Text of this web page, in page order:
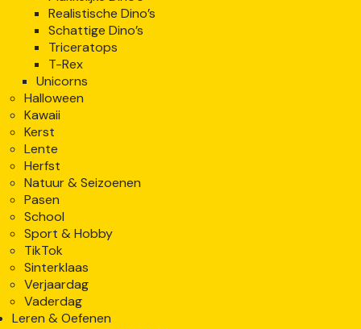
Realistische Dino’s
Schattige Dino’s
Triceratops
T-Rex
Unicorns
Halloween
Kawaii
Kerst
Lente
Herfst
Natuur & Seizoenen
Pasen
School
Sport & Hobby
TikTok
Sinterklaas
Verjaardag
Vaderdag
Leren & Oefenen